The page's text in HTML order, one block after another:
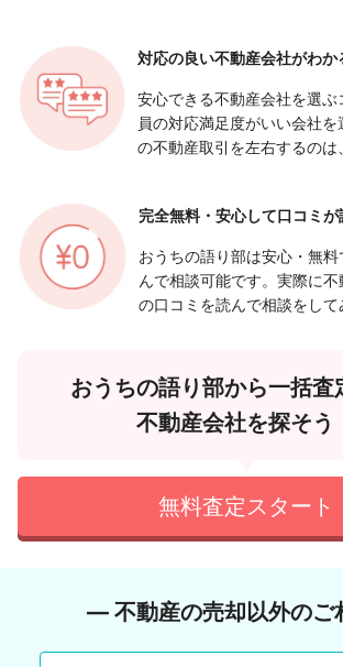
対応の良い不動産会社がわか
安心できる不動産会社を選ぶ
員の対応満足度がいい会社
の不動産取引を左右するのは
完全無料・安心して口コミが
おうちの語り部は安心・無
んで相談可能です。実際に
の口コミを読んで相談をして
おうちの語り部から一括査
不動産会社を探そう
無料査定スタート
― 不動産の売却以外の